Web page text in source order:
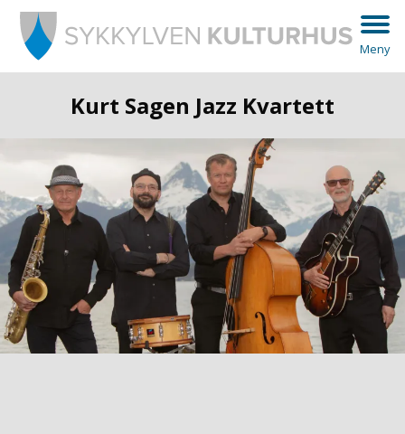
Meny
Kurt Sagen Jazz Kvartett